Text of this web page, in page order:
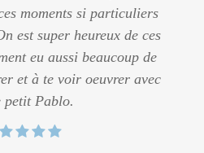
moments si particuliers
est super heureux de ces
eu aussi beaucoup de
et à te voir oeuvrer avec
petit Pablo.